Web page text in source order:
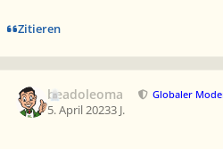
Zitieren
beadoleoma Globaler
5. April 20233 J.